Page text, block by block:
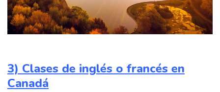
3) Clases de inglés o francés en
Canadá